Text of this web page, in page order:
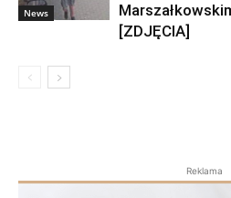
News
[ZDJĘCIA]
Reklama